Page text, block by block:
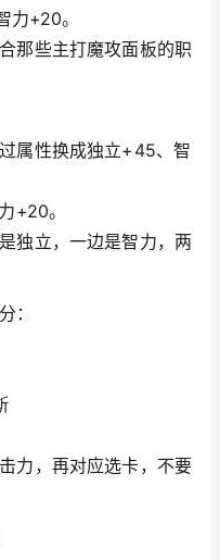
+20。
那些主打魔攻面板的职
属性换成独立+45、智
+20。
独立，一边是智力，两
：
力，再对应选卡，不要